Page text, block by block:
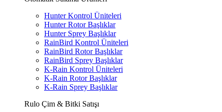
Hunter Kontrol Üniteleri
Hunter Rotor Başlıklar
Hunter Sprey Başlıklar
RainBird Kontrol Üniteleri
RainBird Rotor Başlıklar
RainBird Sprey Başlıklar
K-Rain Kontrol Üniteleri
K-Rain Rotor Başlıklar
K-Rain Sprey Başlıklar
Rulo Çim & Bitki Satışı